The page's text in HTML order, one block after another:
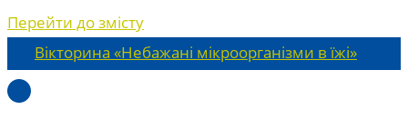
Перейти до змісту
Вікторина «Небажані мікроорганізми в їжі»